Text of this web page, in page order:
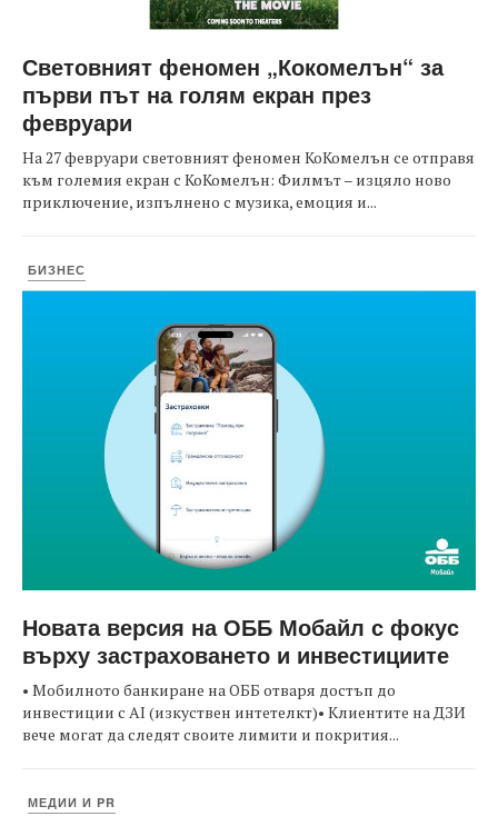
Световният феномен „Кокомелън“ за
първи път на голям екран през
февруари
На 27 февруари световният феномен КоКомелън се отправя
към големия екран с КоКомелън: Филмът – изцяло ново
приключение, изпълнено с музика, емоция и...
БИЗНЕС
Новата версия на ОББ Мобайл с фокус
върху застраховането и инвестициите
• Мобилното банкиране на ОББ отваря достъп до
инвестиции с AI (изкуствен интетелкт)• Клиентите на ДЗИ
вече могат да следят своите лимити и покрития...
МЕДИИ И PR